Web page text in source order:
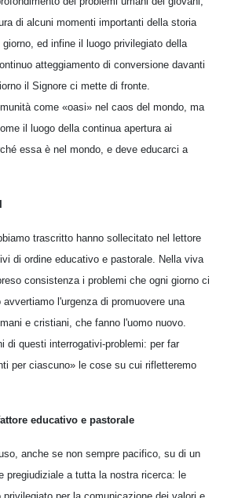
di alcuni momenti importanti della storia
ed infine il luogo privilegiato della
atteggiamento di conversione davanti
il Signore ci mette di fronte.
come «oasi» nel caos del mondo, ma
il luogo della continua apertura ai
essa è nel mondo, e deve educarci a
trascritto hanno sollecitato nel lettore
di ordine educativo e pastorale. Nella viva
consistenza i problemi che ogni giorno ci
l'urgenza di promuovere una
e cristiani, che fanno l'uomo nuovo.
di questi interrogativi-problemi: per far
per ciascuno» le cose su cui rifletteremo
educativo e pastorale
anche se non sempre pacifico, su di un
pregiudiziale a tutta la nostra ricerca: le